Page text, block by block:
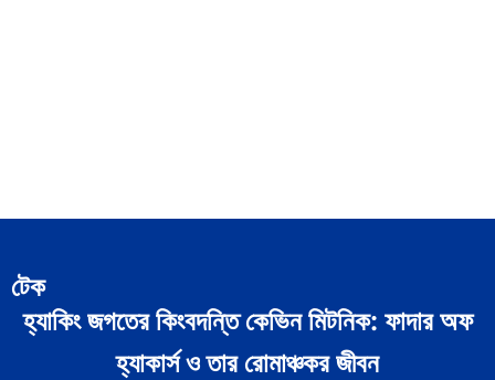
টেক
হ্যাকিং জগতের কিংবদন্তি কেভিন মিটনিক: ফাদার অফ
হ্যাকার্স ও তার রোমাঞ্চকর জীবন